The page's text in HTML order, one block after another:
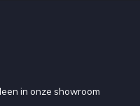
in onze showroom